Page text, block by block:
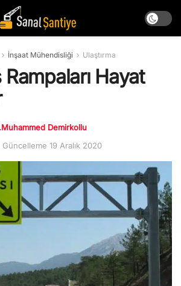
İnşaat Mühendisliği Ulaştırma
Rampaları Hayat
Demirkollu
19 Aralık 2020